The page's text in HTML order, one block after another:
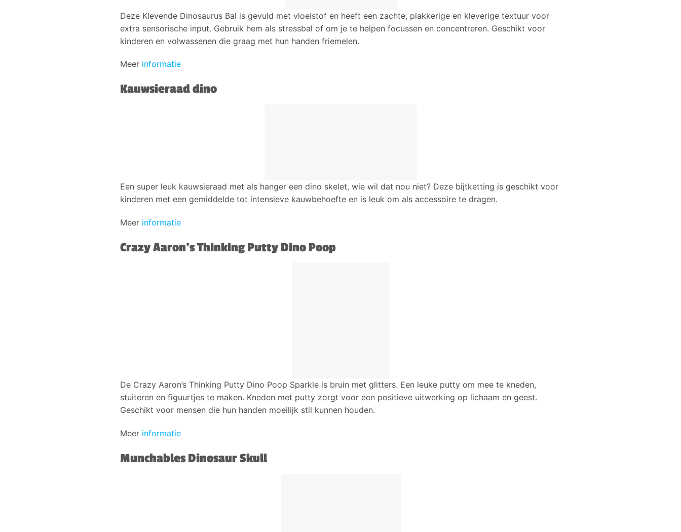
Deze Klevende Dinosaurus Bal is gevuld met vloeistof en heeft een zachte, plakkerige en kleverige textuur voor
extra sensorische input. Gebruik hem als stressbal of om je te helpen focussen en concentreren. Geschikt voor
kinderen en volwassenen die graag met hun handen friemelen.
Meer informatie
Kauwsieraad dino
Een super leuk kauwsieraad met als hanger een dino skelet, wie wil dat nou niet? Deze bijtketting is geschikt voor
kinderen met een gemiddelde tot intensieve kauwbehoefte en is leuk om als accessoire te dragen.
Meer informatie
Crazy Aaron’s Thinking Putty Dino Poop
De Crazy Aaron’s Thinking Putty Dino Poop Sparkle is bruin met glitters. Een leuke putty om mee te kneden,
stuiteren en figuurtjes te maken. Kneden met putty zorgt voor een positieve uitwerking op lichaam en geest.
Geschikt voor mensen die hun handen moeilijk stil kunnen houden.
Meer informatie
Munchables Dinosaur Skull